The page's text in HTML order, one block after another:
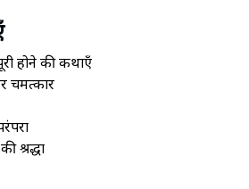
होने की कथाएँ
चमत्कार
श्रद्धा